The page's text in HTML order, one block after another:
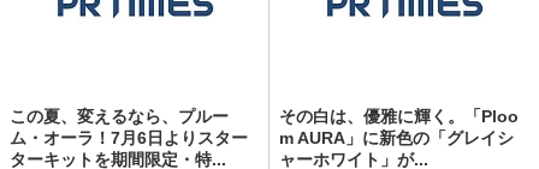
この夏、変えるなら、プルー
ム・オーラ！7月6日よりスター
ターキットを期間限定・特...
その白は、優雅に輝く。「Ploo
m AURA」に新色の「グレイシ
ャーホワイト」が...